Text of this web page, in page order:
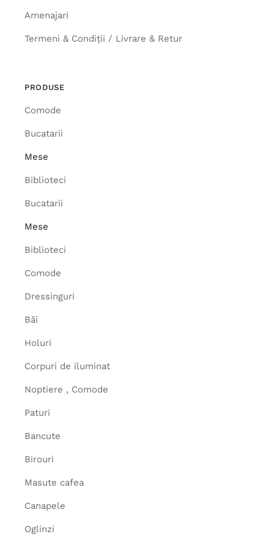
Amenajari
Termeni & Condiții / Livrare & Retur
PRODUSE
Comode
Bucatarii
Mese
Biblioteci
Bucatarii
Mese
Biblioteci
Comode
Dressinguri
Băi
Holuri
Corpuri de iluminat
Noptiere , Comode
Paturi
Bancute
Birouri
Masute cafea
Canapele
Oglinzi